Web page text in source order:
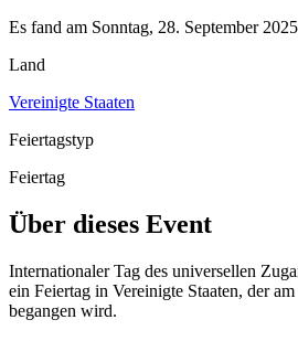
Es fand am Sonntag, 28. September
Land
Vereinigte Staaten
Feiertagstyp
Feiertag
Über dieses Event
Internationaler Tag des universellen
ein Feiertag in Vereinigte Staaten, der
begangen wird.